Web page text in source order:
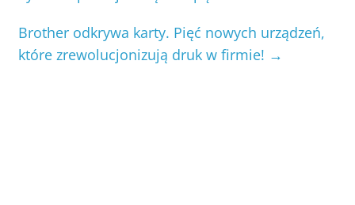
Brother odkrywa karty. Pięć nowych urządzeń,
które zrewolucjonizują druk w firmie! →